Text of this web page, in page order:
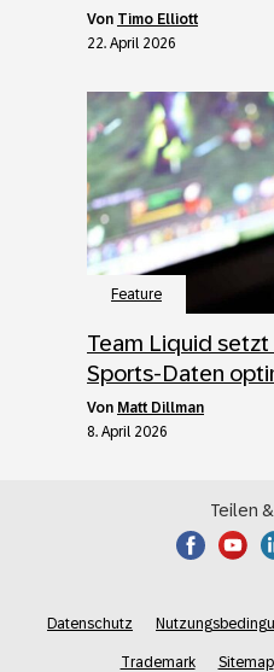
von Timo Elliott
22. April 2026
Feature
Team Liquid setzt
Sports-Daten
von Matt Dillman
8. April 2026
Teilen
Datenschutz
Trademark Sitemap